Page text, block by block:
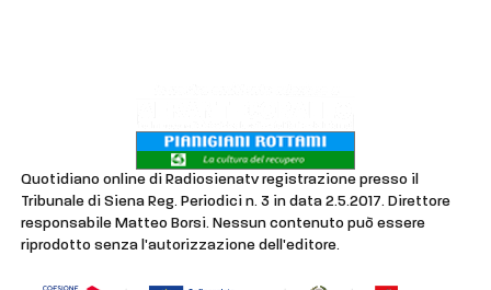
Quotidiano online di Radiosienatv registrazione presso il
Tribunale di Siena Reg. Periodici n. 3 in data 2.5.2017. Direttore
responsabile Matteo Borsi. Nessun contenuto può essere
riprodotto senza l'autorizzazione dell'editore.